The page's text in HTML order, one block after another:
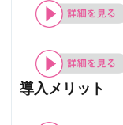
導入メリット